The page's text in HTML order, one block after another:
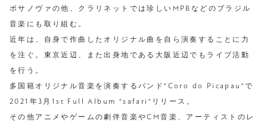
ボサノヴァの他、クラリネットでは珍しいMPBなどのブラジル
音楽にも取り組む。
近年は、自身で作曲したオリジナル曲を自ら演奏することに力
を注ぐ。東京近辺、また出身地である大阪近辺でもライブ活動
を行う。
多国籍オリジナル音楽を演奏するバンド”Coro do Picapau”で
2021年3月1st Full Album “safari”リリース。
その他アニメやゲームの劇伴音楽やCM音楽、アーティストのレ